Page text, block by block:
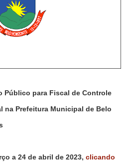
Público para Fiscal de Controle
na Prefeitura Municipal de Belo
a 24 de abril de 2023, clicando